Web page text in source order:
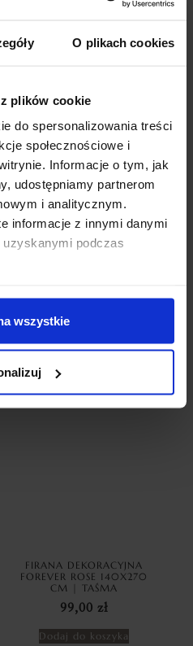
O plikach cookies
plików cookie
do spersonalizowania treści
społecznościowe i
Informacje o tym, jak
udostępniamy partnerom
i analitycznym.
informacje z innymi danymi
podczas
wszystkie
Dodaj do koszyka
FIRANA DEKORACYJNA
EMMA 400X250 CM |
FIRANA DEKORACYJNA
FOREVER ROSE 140X270
CM | TAŚMA
99,00 zł
Dodaj do koszyka